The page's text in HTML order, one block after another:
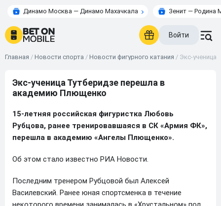
Динамо Москва — Динамо Махачкала Зенит — Родина
Войти
Главная / Новости спорта / Новости фигурного катания / Экс-
Экс-ученица Тутберидзе перешла в
академию Плющенко
15-летняя российская фигуристка Любовь
Рубцова, ранее тренировавшаяся в СК «Армия ФК»,
перешла в академию «Ангелы Плющенко».
Об этом стало известно РИА Новости.
Последним тренером Рубцовой был Алексей
Василевский. Ранее юная спортсменка в течение